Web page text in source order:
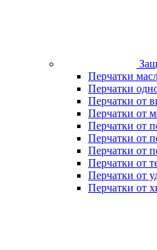
Перчатки
Перчатки
Перчатки от
Перчатки от
Перчатки от
Перчатки от
Перчатки от
Перчатки от
Перчатки от
Перчатки от